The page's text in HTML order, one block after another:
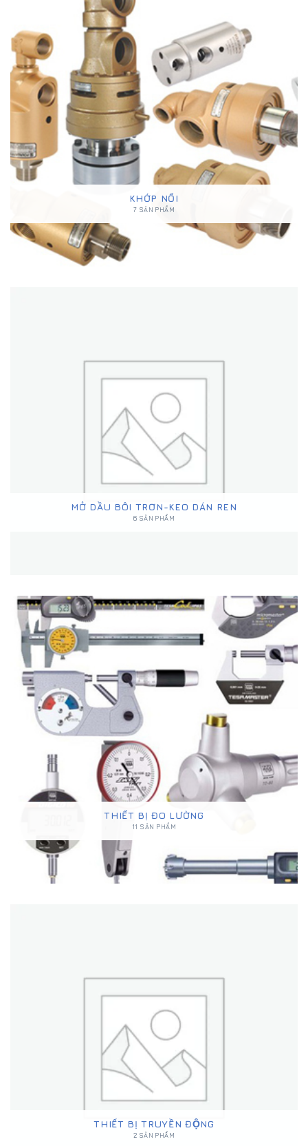
KHỚP NỐI
7 SẢN PHẨM
MỞ DẦU BÔI TRƠN-KEO DÁN REN
6 SẢN PHẨM
THIẾT BỊ ĐO LƯỜNG
11 SẢN PHẨM
THIẾT BỊ TRUYỀN ĐỘNG
2 SẢN PHẨM